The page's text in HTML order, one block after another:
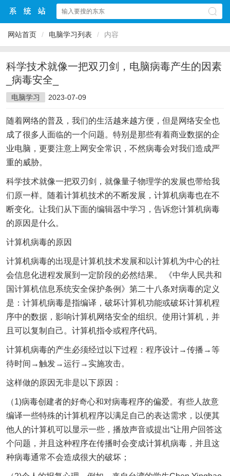
网站首页 / 电脑学习列表 / 内容
科学技术就像一把双刃剑，电脑病毒产生的因素
_病毒安全_
电脑学习 2023-07-09
随着网络的普及，我们的生活越来越方便，但是网络安全也
成了很多人面临的一个问题。特别是那些有着商业数据的企
业电脑，更要注意上网安全常识，不然病毒会对我们造成严
重的威胁。
科学技术就像一把双刃剑，就像量子物理学的发展也带给我
们原一样。随着计算机技术的不断发展，计算机病毒也在不
断变化。让我们从下面的编辑器中学习，告诉您计算机病毒
的原因是什么。
计算机病毒的原因
计算机病毒的出现是计算机技术发展和以计算机为中心的社
会信息化进程发展到一定阶段的必然结果。 《中华人民共和
国计算机信息系统安全保护条例》第二十八条对病毒的定义
是：计算机病毒是指编译，破坏计算机功能或破坏计算机程
序中的数据，影响计算机网络安全的组织。使用计算机，并
且可以复制自己。计算机指令或程序代码。
计算机病毒的产生必须经过以下过程：程序设计→传播→等
待时间→触发→运行→实施攻击。
这样做的原因无非是以下原因：
（1)病毒创建者的好奇心和对病毒程序的偏爱。有些人故意
编译一些特殊的计算机程序以满足自己的表达需求，以便其
他人的计算机可以显示一些，播放声音或提出“让用户回答这
个问题，并且这种程序在传播时会变成计算机病毒，并且这
种病毒通常不会造成很大的破坏；